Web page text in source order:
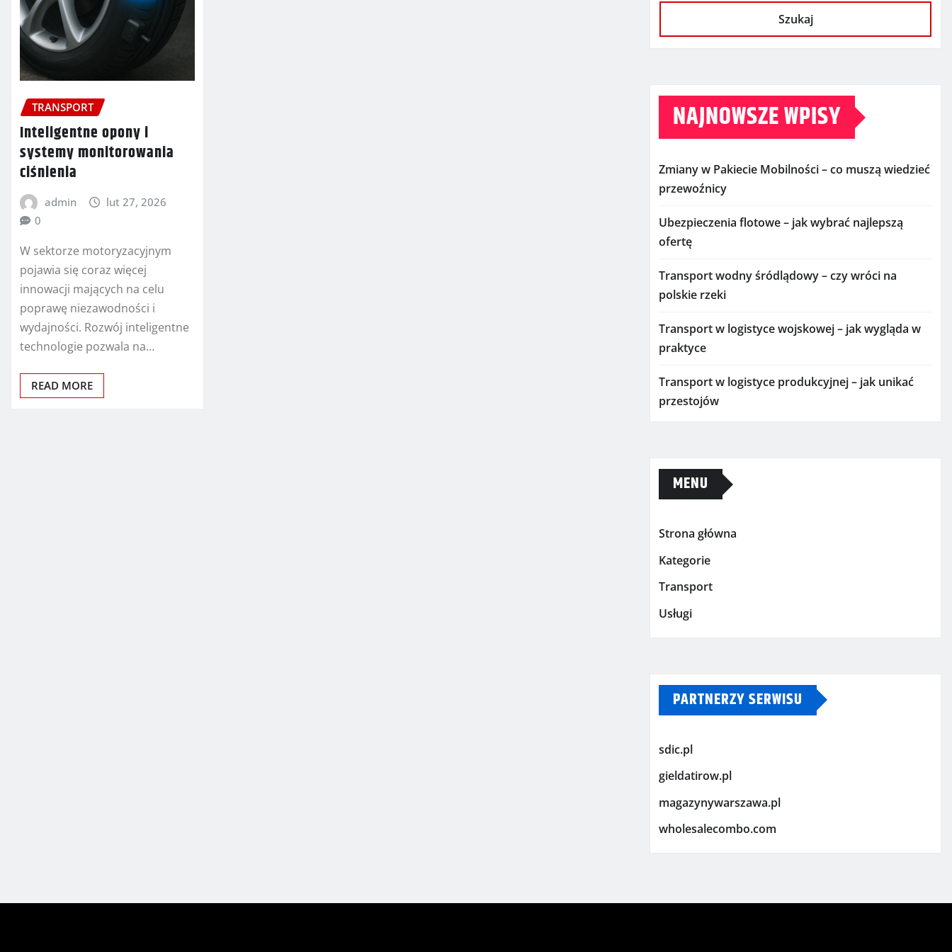
TRANSPORT
Inteligentne opony i
systemy monitorowania
ciśnienia
admin
lut 27, 2026
0
W sektorze motoryzacyjnym
pojawia się coraz więcej
innowacji mających na celu
poprawę niezawodności i
wydajności. Rozwój inteligentne
technologie pozwala na…
READ MORE
Szukaj
NAJNOWSZE WPISY
Zmiany w Pakiecie Mobilności – co muszą wiedzieć
przewoźnicy
Ubezpieczenia flotowe – jak wybrać najlepszą
ofertę
Transport wodny śródlądowy – czy wróci na
polskie rzeki
Transport w logistyce wojskowej – jak wygląda w
praktyce
Transport w logistyce produkcyjnej – jak unikać
przestojów
MENU
Strona główna
Kategorie
Transport
Usługi
PARTNERZY SERWISU
sdic.pl
gieldatirow.pl
magazynywarszawa.pl
wholesalecombo.com